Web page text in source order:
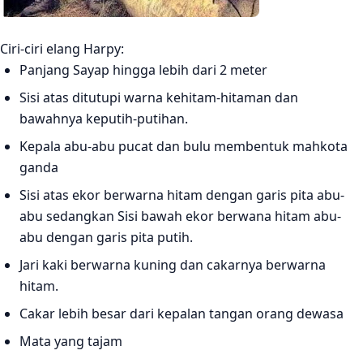
Ciri-ciri elang Harpy:
Panjang Sayap hingga lebih dari 2 meter
Sisi atas ditutupi warna kehitam-hitaman dan
bawahnya keputih-putihan.
Kepala abu-abu pucat dan bulu membentuk mahkota
ganda
Sisi atas ekor berwarna hitam dengan garis pita abu-
abu sedangkan Sisi bawah ekor berwana hitam abu-
abu dengan garis pita putih.
Jari kaki berwarna kuning dan cakarnya berwarna
hitam.
Cakar lebih besar dari kepalan tangan orang dewasa
Mata yang tajam